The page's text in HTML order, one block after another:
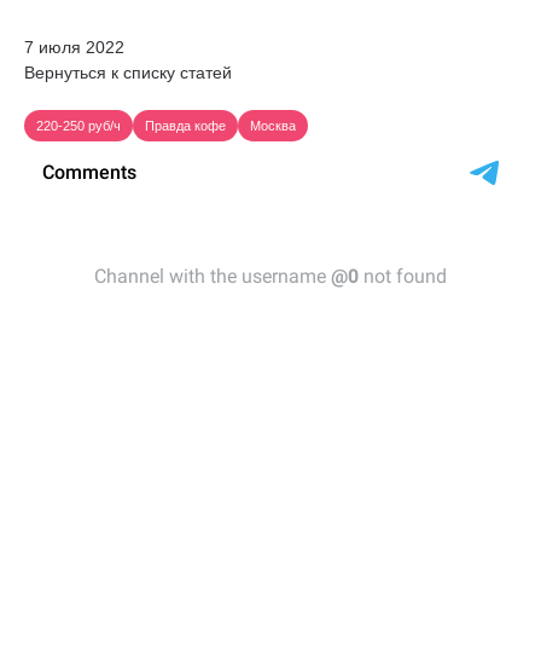
7 июля 2022
Вернуться к списку статей
220-250 руб/ч Правда кофе Москва